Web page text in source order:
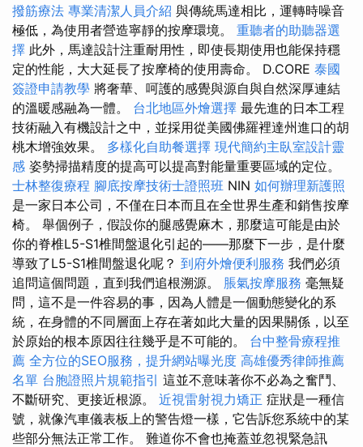
撥筋療法 專業清潔人員介紹 與傳統馬達相比，運轉時噪音
極低，為使用者營造寧靜的按摩環境。 重聽者的助聽器選
擇 此外，馬達設計注重耐用性，即使長期使用也能保持穩
定的性能，大大延長了按摩椅的使用壽命。 D.CORE 泰國
簽證申請教學 將奢華、呵護的感覺與源自與自然深厚連結
的溫暖感融為一體。 台北地區外燴選擇 最先進的日本工程
技術融入有機設計之中，並採用從美國佛羅裡達州進口的胡
桃木增強效果。 多樣化自助餐選擇 現代簡約主臥室設計靈
感 姿勢掃描精度的提高可以提高對能量重要區域的定位。
士林整復療程 腳底按摩技術士證照班 NIN 如何辦理新護照
是一家日本公司，不僅在日本而且在全世界生產和銷售按摩
椅。 舉個例子，假設你的腿感覺麻木，那麼這可能是由於
你的脊椎L5-S1椎間盤退化引起的——那麼下一步，是什麼
導致了L5-S1椎間盤退化呢？ 到府外燴便利服務 我們必須
追問這個問題，直到我們追根溯源。 脹氣按摩服務 毫無疑
問，這不是一件容易的事，因為人體是一個動態變化的系
統，在身體的不同層面上存在著如此大量的因果關係，以至
於原始的根本原因往往幾乎是不可能的。 台中整骨療程推
薦 全方位的SEO服務，提升網站曝光度 高雄優秀律師推薦
名單 台胞證照片規範指引 這並不意味著你不必為之奮鬥、
不斷研究、更接近根源。 近視雷射視力矯正 症狀是一種信
號，就像汽車儀表板上的警告燈一樣，它告訴您系統中的某
些部分無法正常工作。 難道你不會也掩蓋並忽視緊急訊